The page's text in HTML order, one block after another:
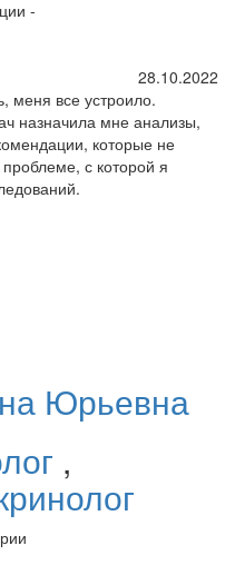
-
28.10.2022
меня все устроило.
назначила мне анализы,
которые не
с которой я
Юрьевна
,